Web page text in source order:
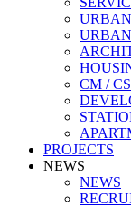
CM / CS
PROJECTS
NEWS
NEWS